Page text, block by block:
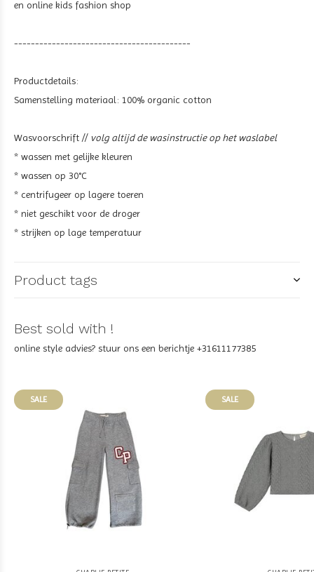
en online kids fashion shop
------------------------------------------
Productdetails:
Samenstelling materiaal: 100% organic cotton
Wasvoorschrift // volg altijd de wasinstructie op het waslabel
* wassen met gelijke kleuren
* wassen op 30°C
* centrifugeer op lagere toeren
* niet geschikt voor de droger
* strijken op lage temperatuur
Product tags
Best sold with !
online style advies? stuur ons een berichtje +31611177385
SALE SALE